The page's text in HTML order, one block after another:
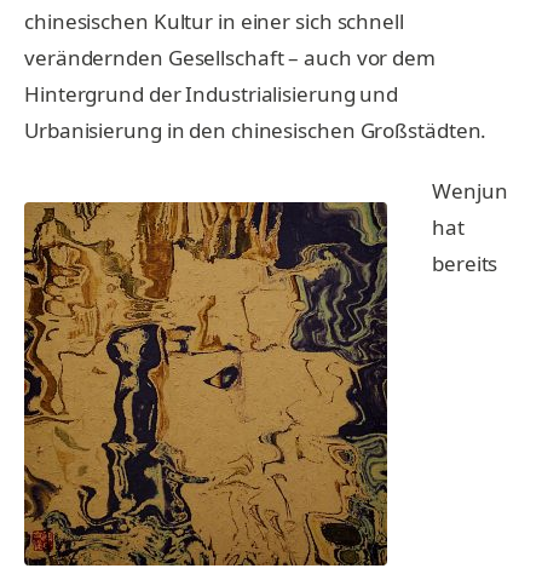
chinesischen Kultur in einer sich schnell
verändernden Gesellschaft – auch vor dem
Hintergrund der Industrialisierung und
Urbanisierung in den chinesischen Großstädten.
Wenjun
hat
bereits